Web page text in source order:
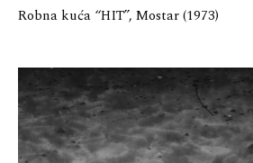
Robna kuća “HIT”, Mostar (1973)